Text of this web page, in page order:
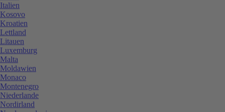
Italien
Kosovo
Kroatien
Lettland
Litauen
Luxemburg
Malta
Moldawien
Monaco
Montenegro
Niederlande
Nordirland